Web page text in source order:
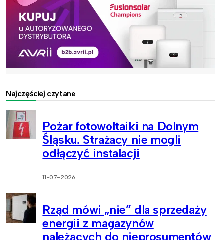
Najczęściej czytane
Pożar fotowoltaiki na Dolnym
Śląsku. Strażacy nie mogli
odłączyć instalacji
11-07-2026
Rząd mówi „nie” dla sprzedaży
energii z magazynów
należących do nieprosumentów